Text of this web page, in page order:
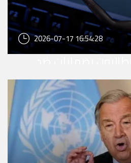
2026-07-17 16:54:28
بضمانات ضد
الاصطناعي